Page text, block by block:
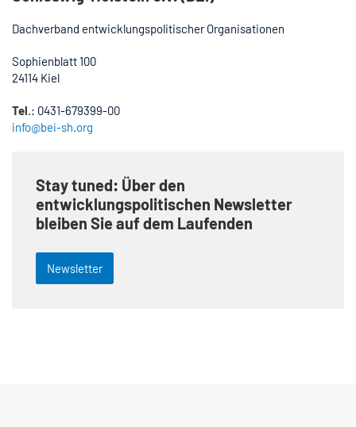
Dachverband entwicklungspolitischer Organisationen
Sophienblatt 100
24114 Kiel
Tel.: 0431-679399-00
info@bei-sh.org
Stay tuned: Über den
entwicklungspolitischen Newsletter
bleiben Sie auf dem Laufenden
Newsletter